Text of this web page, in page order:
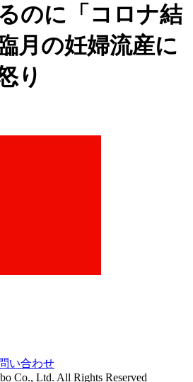
のに「コロナ結
月の妊婦流産に
り
い合わせ
Co., Ltd. All Rights Reserved